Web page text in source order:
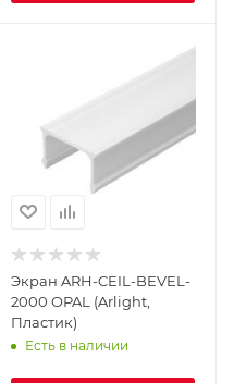
Экран ARH-CEIL-BEVEL-
2000 OPAL (Arlight,
Пластик)
Есть в наличии